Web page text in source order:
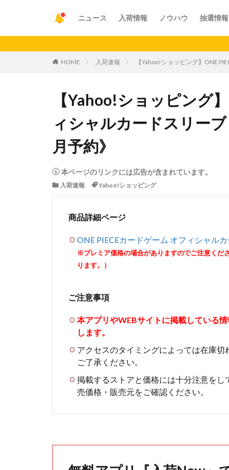
ニュース 入荷情報 ノウハウ 抽選情報
【重要
HOME 入荷速報 【Yahoo!ショッピング】ONE
【Yahoo!ショッピング
ィシャルカードスリー
月予約》
本ページのリンクには広告が含まれています。
入荷速報 Yahoo!ショッピング
商品詳細ページ
ONE PIECEカードゲーム オフィシャル
※プレミア価格の場合がありますのでご注意くだ
ります。）
ご注意事項
本アプリやWEBサイトに掲載している
します。
アクセスのタイミングによっては在庫
ご了承ください。
掲載するストアと価格には十分注意を
売価格・販売元をご確認ください。